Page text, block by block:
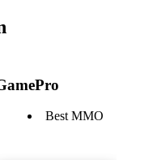
Best MMO